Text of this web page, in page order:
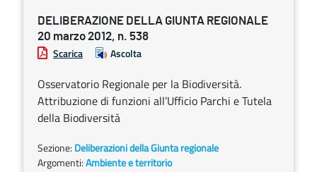
DELIBERAZIONE DELLA GIUNTA REGIONALE
20 marzo 2012, n. 538
Scarica Ascolta
Osservatorio Regionale per la Biodiversità.
Attribuzione di funzioni all’Ufficio Parchi e Tutela
della Biodiversità
Sezione: Deliberazioni della Giunta regionale
Argomenti:Ambiente e territorio